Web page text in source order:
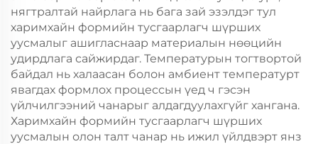
нягтралтай найрлага нь бага зай эзэлдэг тул
харимхайн формийн тусгаарлагч шүрших
уусмалыг ашигласнаар материалын нөөцийн
удирдлага сайжирдаг. Температурын тогтвортой
байдал нь халаасан болон амбиент температурт
явагдах формлох процессын үед ч гэсэн
үйлчилгээний чанарыг алдагдуулахгүйг хангана.
Харимхайн формийн тусгаарлагч шүрших
уусмалын олон талт чанар нь ижил үйлдвэрт янз